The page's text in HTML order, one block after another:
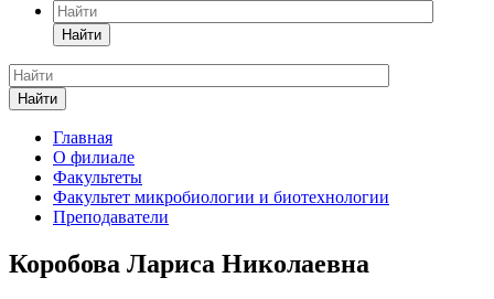
Найти
Найти
Главная
О филиале
Факультеты
Факультет микробиологии и биотехнологии
Преподаватели
Коробова Лариса Николаевна